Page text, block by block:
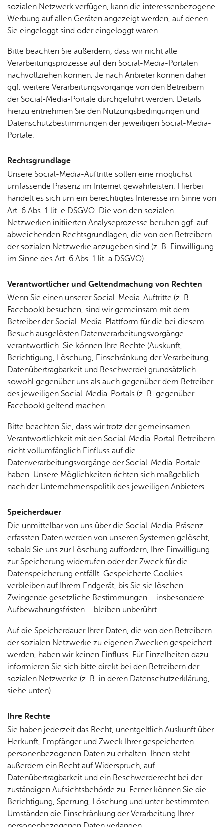
sozialen Netzwerk verfügen, kann die interessenbezogene
Werbung auf allen Geräten angezeigt werden, auf denen
Sie eingeloggt sind oder eingeloggt waren.
Bitte beachten Sie außerdem, dass wir nicht alle
Verarbeitungsprozesse auf den Social-Media-Portalen
nachvollziehen können. Je nach Anbieter können daher
ggf. weitere Verarbeitungsvorgänge von den Betreibern
der Social-Media-Portale durchgeführt werden. Details
hierzu entnehmen Sie den Nutzungsbedingungen und
Datenschutzbestimmungen der jeweiligen Social-Media-
Portale.
Rechts­grund­la­ge
Unsere Social-Media-Auftritte sollen eine möglichst
umfassende Präsenz im Internet gewährleisten. Hierbei
handelt es sich um ein berechtigtes Interesse im Sinne von
Art. 6 Abs. 1 lit. e DSGVO. Die von den sozialen
Netzwerken initiierten Analyseprozesse beruhen ggf. auf
abweichenden Rechtsgrundlagen, die von den Betreibern
der sozialen Netzwerke anzugeben sind (z. B. Einwilligung
im Sinne des Art. 6 Abs. 1 lit. a DSGVO).
Ver­ant­wort­li­cher und Gel­tend­ma­chung von Rech­ten
Wenn Sie einen unserer Social-Media-Auftritte (z. B.
Facebook) besuchen, sind wir gemeinsam mit dem
Betreiber der Social-Media-Plattform für die bei diesem
Besuch ausgelösten Datenverarbeitungsvorgänge
verantwortlich. Sie können Ihre Rechte (Auskunft,
Berichtigung, Löschung, Einschränkung der Verarbeitung,
Datenübertragbarkeit und Beschwerde) grundsätzlich
sowohl gegenüber uns als auch gegenüber dem Betreiber
des jeweiligen Social-Media-Portals (z. B. gegenüber
Facebook) geltend machen.
Bitte beachten Sie, dass wir trotz der gemeinsamen
Verantwortlichkeit mit den Social-Media-Portal-Betreibern
nicht vollumfänglich Einfluss auf die
Datenverarbeitungsvorgänge der Social-Media-Portale
haben. Unsere Möglichkeiten richten sich maßgeblich
nach der Unternehmenspolitik des jeweiligen Anbieters.
Spei­cher­dau­er
Die unmittelbar von uns über die Social-Media-Präsenz
erfassten Daten werden von unseren Systemen gelöscht,
sobald Sie uns zur Löschung auffordern, Ihre Einwilligung
zur Speicherung widerrufen oder der Zweck für die
Datenspeicherung entfällt. Gespeicherte Cookies
verbleiben auf Ihrem Endgerät, bis Sie sie löschen.
Zwingende gesetzliche Bestimmungen – insbesondere
Aufbewahrungsfristen – bleiben unberührt.
Auf die Speicherdauer Ihrer Daten, die von den Betreibern
der sozialen Netzwerke zu eigenen Zwecken gespeichert
werden, haben wir keinen Einfluss. Für Einzelheiten dazu
informieren Sie sich bitte direkt bei den Betreibern der
sozialen Netzwerke (z. B. in deren Datenschutzerklärung,
siehe unten).
Ihre Rech­te
Sie haben jederzeit das Recht, unentgeltlich Auskunft über
Herkunft, Empfänger und Zweck Ihrer gespeicherten
personenbezogenen Daten zu erhalten. Ihnen steht
außerdem ein Recht auf Widerspruch, auf
Datenübertragbarkeit und ein Beschwerderecht bei der
zuständigen Aufsichtsbehörde zu. Ferner können Sie die
Berichtigung, Sperrung, Löschung und unter bestimmten
Umständen die Einschränkung der Verarbeitung Ihrer